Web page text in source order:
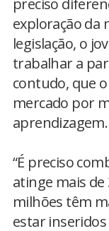
preciso
exploração da
legislação, o
trabalhar a
contudo, que
mercado por
aprendizagem.
“É preciso
atinge mais de
milhões têm
estar